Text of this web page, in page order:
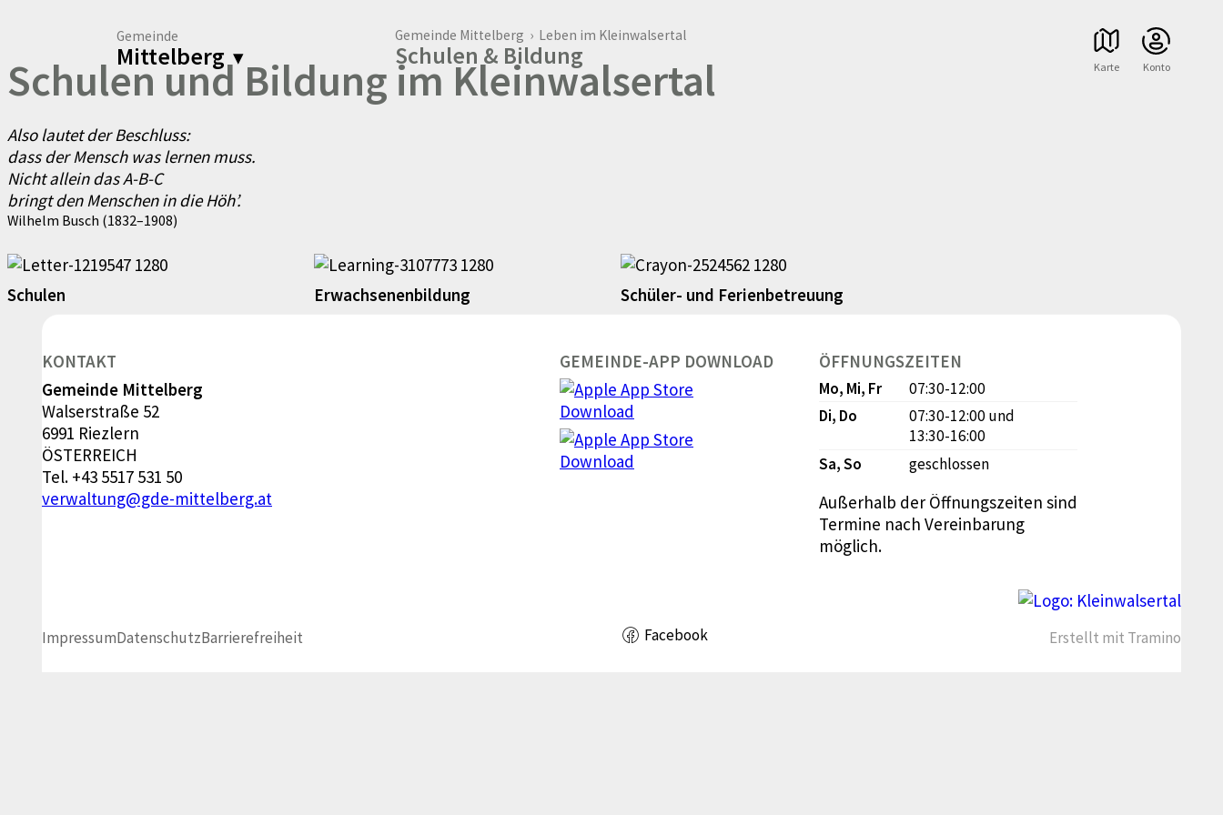
Gemeinde
Mittelberg ▾
Gemeinde Mittelberg › Leben im Kleinwalsertal
Schulen & Bildung Karte Konto
Schulen und Bildung im Kleinwalsertal
Also lautet der Beschluss:
dass der Mensch was lernen muss.
Nicht allein das A-B-C
bringt den Menschen in die Höh’.
Wilhelm Busch (1832–1908)
Schulen Erwachsenenbildung Schüler- und Ferienbetreuung
KONTAKT
Gemeinde Mittelberg
Walserstraße 52
6991 Riezlern
ÖSTERREICH
Tel. +43 5517 531 50
verwaltung@gde-mittelberg.at
GEMEINDE-APP DOWNLOAD ÖFFNUNGSZEITEN
Mo, Mi, Fr
07:30-12:00
Di, Do
07:30-12:00und
13:30-16:00
Sa, So
geschlossen
Außerhalb der Öffnungszeiten sind
Termine nach Vereinbarung
möglich.
ImpressumDatenschutzBarrierefreiheit Facebook Erstellt mit Tramino